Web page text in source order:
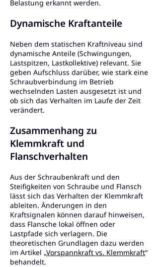
Belastung erkannt werden.
Dynamische Kraftanteile
Neben dem statischen Kraftniveau sind
dynamische Anteile (Schwingungen,
Lastspitzen, Lastkollektive) relevant. Sie
geben Aufschluss darüber, wie stark eine
Schraubverbindung im Betrieb
wechselnden Lasten ausgesetzt ist und
ob sich das Verhalten im Laufe der Zeit
verändert.
Zusammenhang zu
Klemmkraft und
Flanschverhalten
Aus der Schraubenkraft und den
Steifigkeiten von Schraube und Flansch
lässt sich das Verhalten der Klemmkraft
ableiten. Änderungen in den
Kraftsignalen können darauf hinweisen,
dass Flansche lokal öffnen oder
Lastpfade sich verlagern. Die
theoretischen Grundlagen dazu werden
im Artikel „Vorspannkraft vs. Klemmkraft“
behandelt.